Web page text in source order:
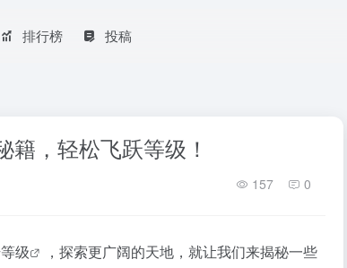
排行榜 投稿
籍，轻松飞跃等级！
157 0
级
，探索更广阔的天地，就让我们来揭秘一些